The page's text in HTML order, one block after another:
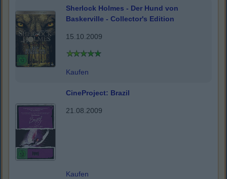
Sherlock Holmes - Der Hund von
Baskerville - Collector's Edition
15.10.2009
Kaufen
CineProject: Brazil
21.08.2009
Kaufen